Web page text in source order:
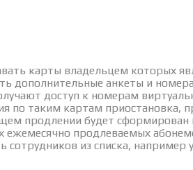
карты владельцем которых
дополнительные анкеты и
доступ к номерам
по таким картам приостановка,
продлении будет сформирован
продлеваемых
из списка, например